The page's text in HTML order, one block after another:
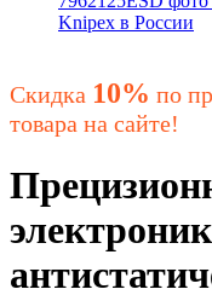
Скидка 10% по
товара на сайте!